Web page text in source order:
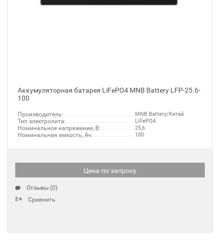
Аккумуляторная батарея LiFePO4 MNB Battery LFP-25.6-
100
Производитель: MNB Battery/Китай
Тип электролита: LiFePO4
Номинальное напряжение, В: 25,6
Номинальная емкость, Ач: 100
Цена по запросу
Отзывы (0)
Сравнить